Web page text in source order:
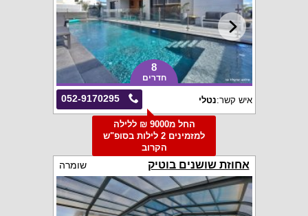
8
חדרים
052-9170295 איש קשר:נטלי
החל מ9000 ₪ ללילה
למזמינים 2 לילות בסופ"ש
הקרוב
אחוזת שושנים בוטיק שומרה